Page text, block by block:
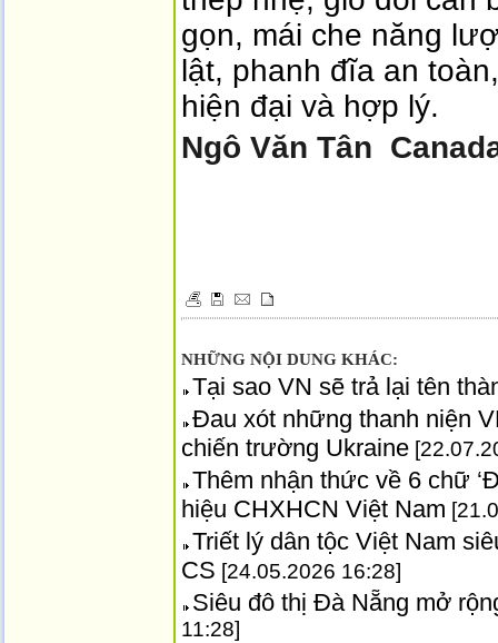
Ngô Văn Tân
NHỮNG NỘI DUNG KHÁC:
Tại sao VN sẽ trả lại tên
Đau xót những thanh niện
chiến trường Ukraine
Thêm nhận thức về 6 chữ
hiệu CHXHCN Việt Nam
Triết lý dân tộc Việt Nam
CS [24.05.2026 16:28]
Siêu đô thị Đà Nẵng mở
11:28]